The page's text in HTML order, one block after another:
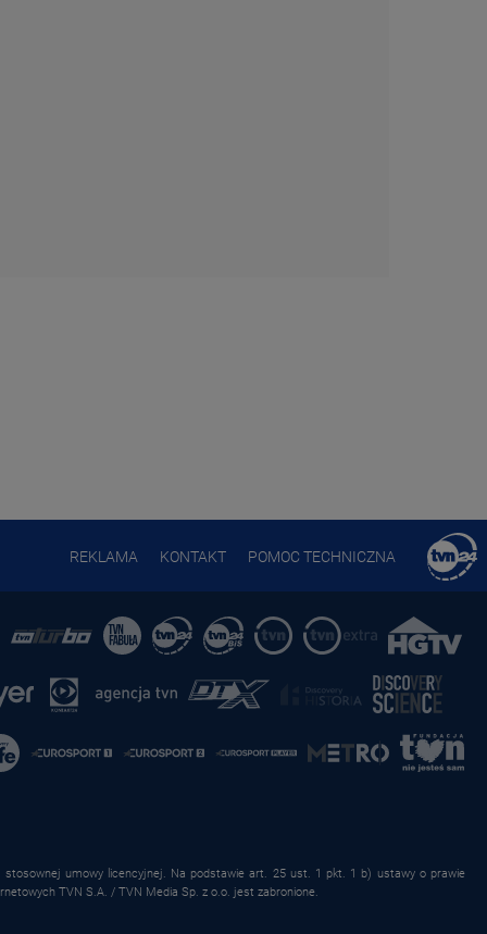
REKLAMA KONTAKT POMOC TECHNICZNA
stosownej umowy licencyjnej. Na podstawie art. 25 ust. 1 pkt. 1 b) ustawy o prawie
TVN S.A. / TVN Media Sp. z o.o. jest zabronione.